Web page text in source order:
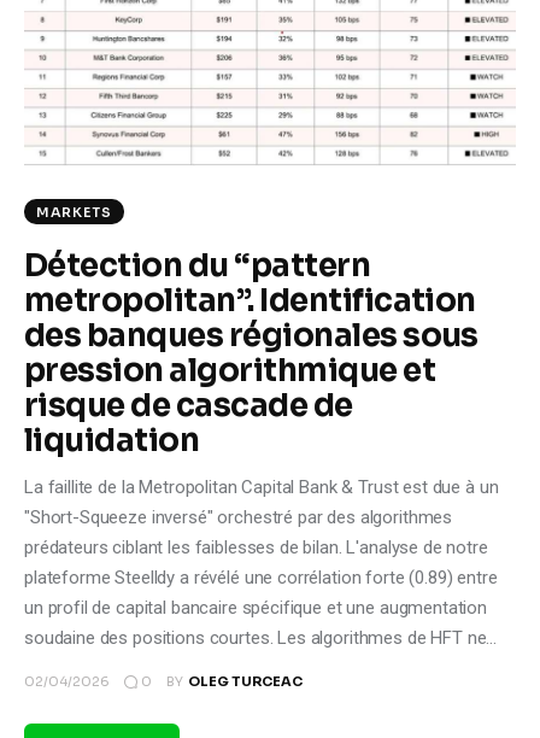
Climate
Markets
Tech
Reports
Shop
MARKETS
Détection du “pattern
metropolitan”. Identification
des banques régionales sous
pression algorithmique et
risque de cascade de
liquidation
La faillite de la Metropolitan Capital Bank & Trust est due à un
"Short-Squeeze inversé" orchestré par des algorithmes
prédateurs ciblant les faiblesses de bilan. L'analyse de notre
plateforme Steelldy a révélé une corrélation forte (0.89) entre
un profil de capital bancaire spécifique et une augmentation
soudaine des positions courtes. Les algorithmes de HFT ne…
02/04/2026 0 BY OLEG TURCEAC